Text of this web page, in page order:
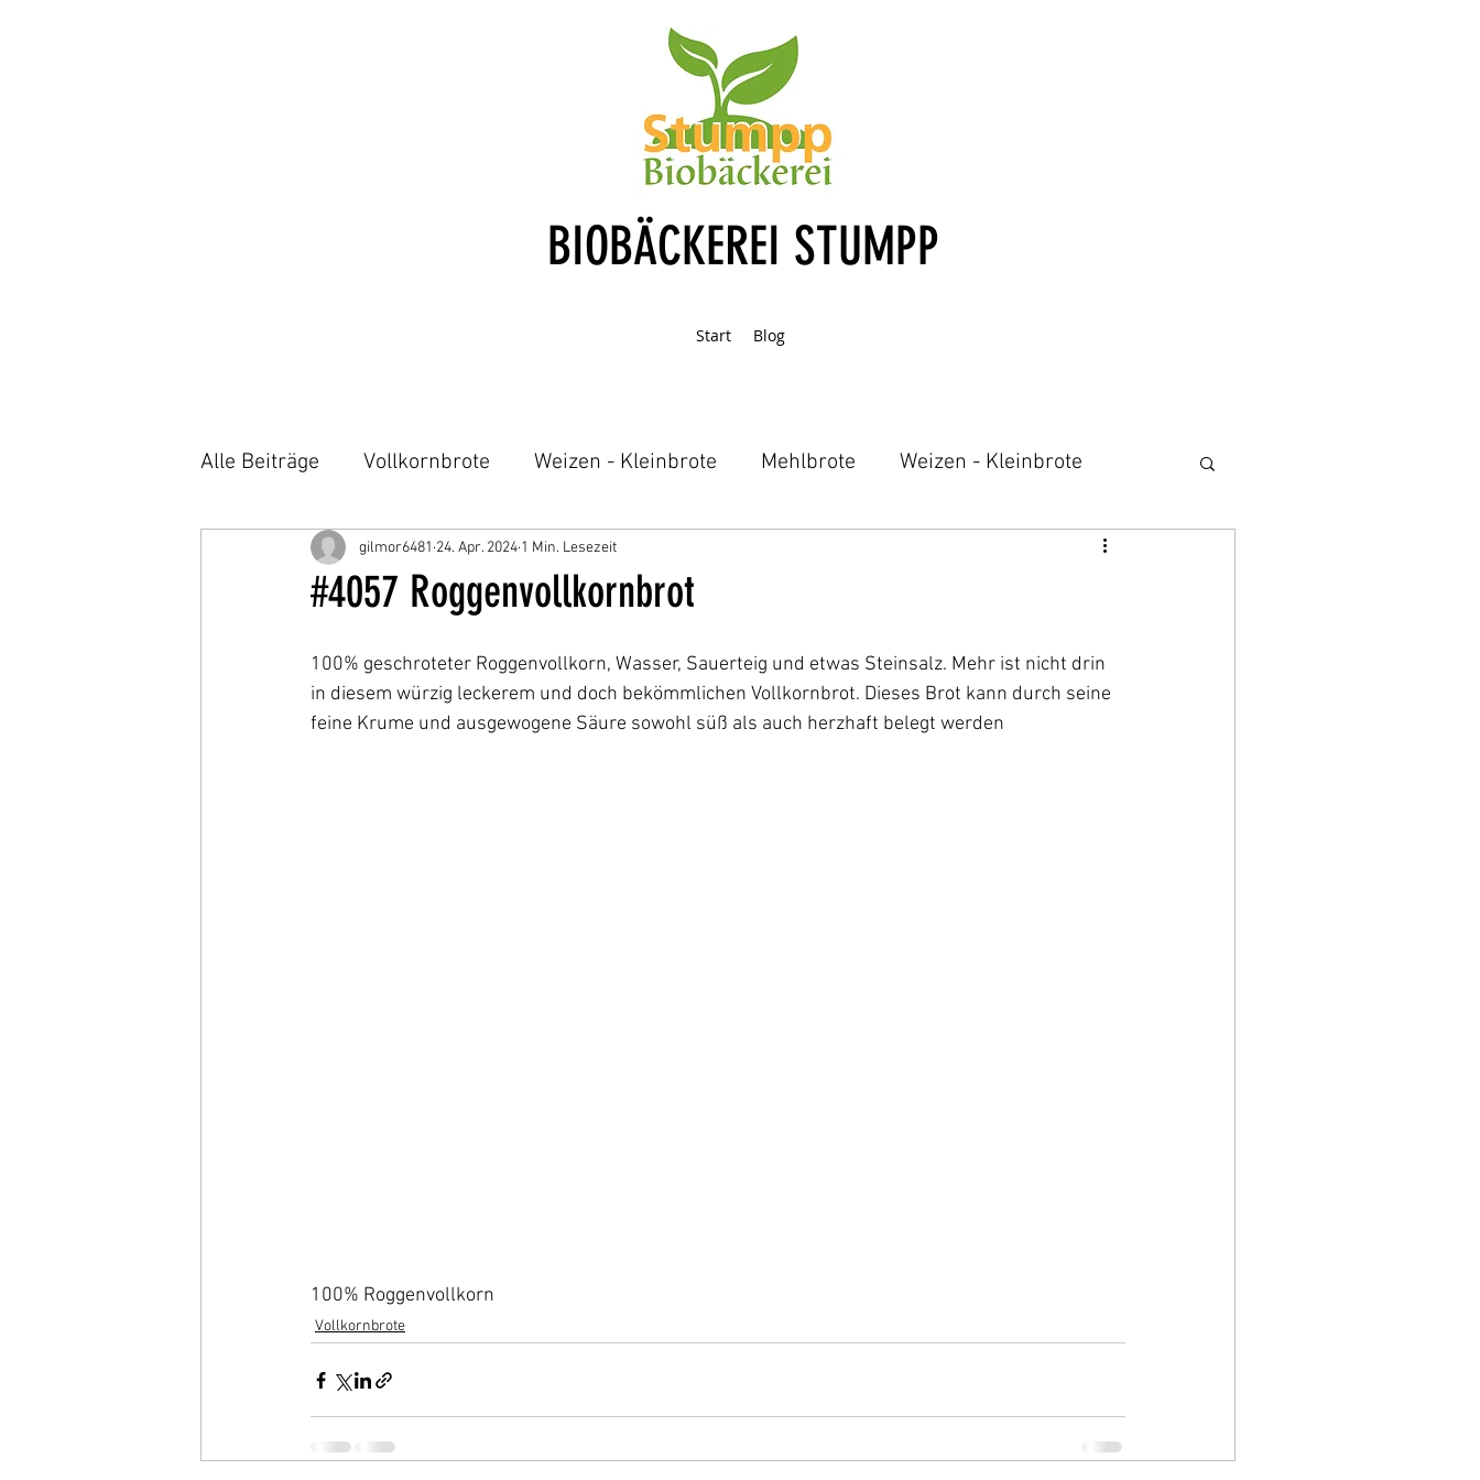
BIOBÄCKEREI STUMPP
Start Blog
Alle Beiträge Vollkornbrote Weizen - Kleinbrote Mehlbrote Weizen - Kleinbrote
#4057 Roggenvollkornbrot
gilmor6481 24. Apr. 2024 1 Min. Lesezeit
100% geschroteter Roggenvollkorn, Wasser, Sauerteig und etwas Steinsalz. Mehr ist nicht drin
in diesem würzig leckerem und doch bekömmlichen Vollkornbrot. Dieses Brot kann durch seine
feine Krume und ausgewogene Säure sowohl süß als auch herzhaft belegt werden
100% Roggenvollkorn
Vollkornbrote